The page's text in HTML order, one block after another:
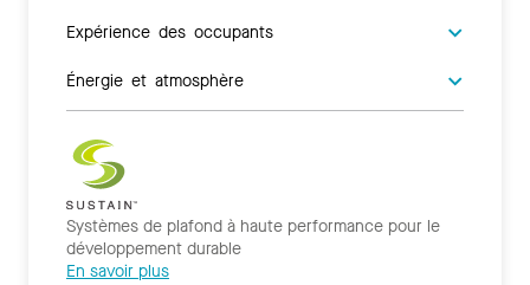
Expérience des occupants
Énergie et atmosphère
Systèmes de plafond à haute performance pour le
développement durable
En savoir plus